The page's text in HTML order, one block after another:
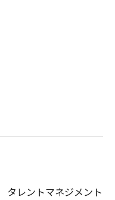
タレントマネジメント